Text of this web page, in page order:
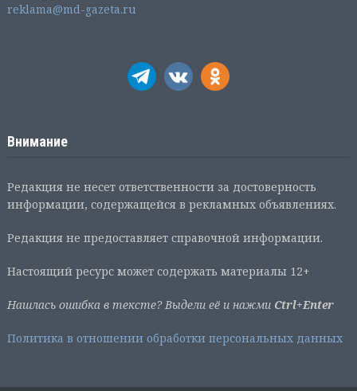
reklama@md-gazeta.ru
Внимание
Редакция не несет ответственности за достоверность
информации, содержащейся в рекламных объявлениях.
Редакция не предоставляет справочной информации.
Настоящий ресурс может содержать материалы 12+
Нашлась ошибка в тексте? Выдели её и нажми Ctrl+Enter
Политика в отношении обработки персональных данных